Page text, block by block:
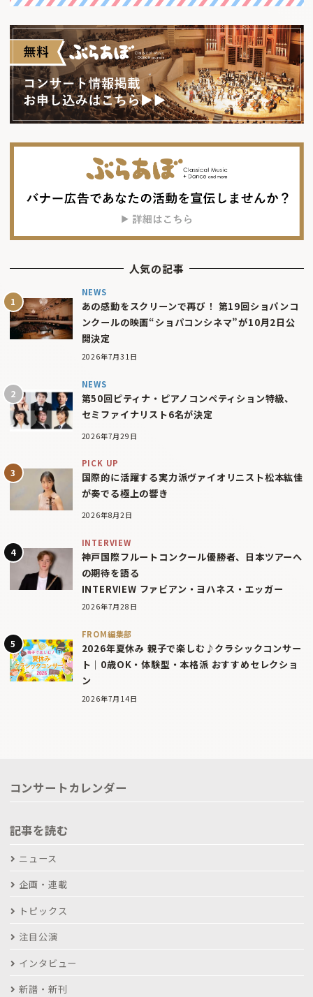
人気の記事
NEWS
あの感動をスクリーンで再び！ 第19回ショパンコ
ンクールの映画“ショパコンシネマ”が10月2日公
開決定
2026年7月31日
NEWS
第50回ピティナ・ピアノコンペティション特級、
セミファイナリスト6名が決定
2026年7月29日
PICK UP
国際的に活躍する実力派ヴァイオリニスト松本紘佳
が奏でる極上の響き
2026年8月2日
INTERVIEW
神戸国際フルートコンクール優勝者、日本ツアーへ
の期待を語る
INTERVIEW ファビアン・ヨハネス・エッガー
2026年7月28日
FROM編集部
2026年夏休み 親子で楽しむ♪クラシックコンサー
ト｜0歳OK・体験型・本格派 おすすめセレクショ
ン
2026年7月14日
コンサートカレンダー
記事を読む
ニュース
企画・連載
トピックス
注目公演
インタビュー
新譜・新刊